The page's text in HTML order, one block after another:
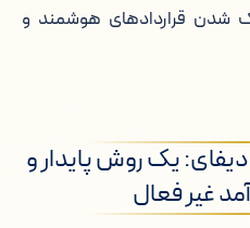
شدن قراردادهای هوشمند و
یک روش پایدار و
غیر فعال